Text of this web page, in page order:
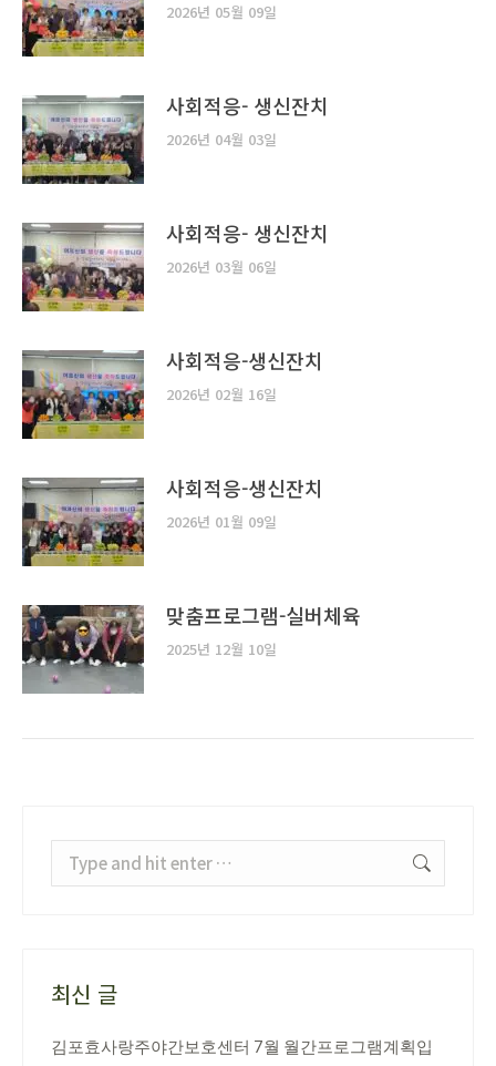
2026년 05월 09일
사회적응- 생신잔치
2026년 04월 03일
사회적응- 생신잔치
2026년 03월 06일
사회적응-생신잔치
2026년 02월 16일
사회적응-생신잔치
2026년 01월 09일
맞춤프로그램-실버체육
2025년 12월 10일
Search:
최신 글
김포효사랑주야간보호센터 7월 월간프로그램계획입